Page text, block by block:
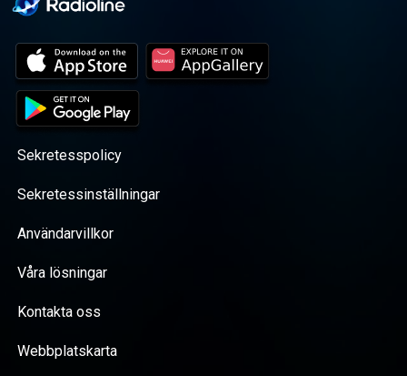
Sekretesspolicy
Sekretessinställningar
Användarvillkor
Våra lösningar
Kontakta oss
Webbplatskarta